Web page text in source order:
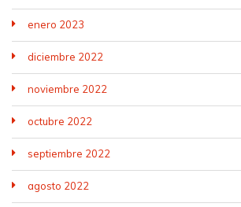
enero 2023
diciembre 2022
noviembre 2022
octubre 2022
septiembre 2022
agosto 2022